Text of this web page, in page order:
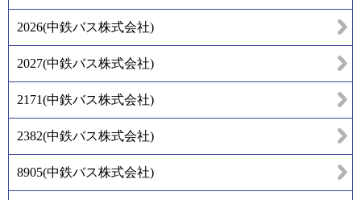
2026(中鉄バス株式会社)
2027(中鉄バス株式会社)
2171(中鉄バス株式会社)
2382(中鉄バス株式会社)
8905(中鉄バス株式会社)